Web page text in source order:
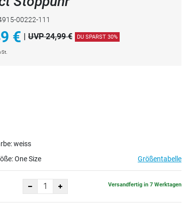
00222-111
€ UVP 24,99 € DU SPARST 30%
weiss
One Size Größentabelle
Versandfertig in 7 Werktagen